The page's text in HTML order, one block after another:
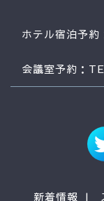
ホテル宿泊予
会議室予約：
新着情報